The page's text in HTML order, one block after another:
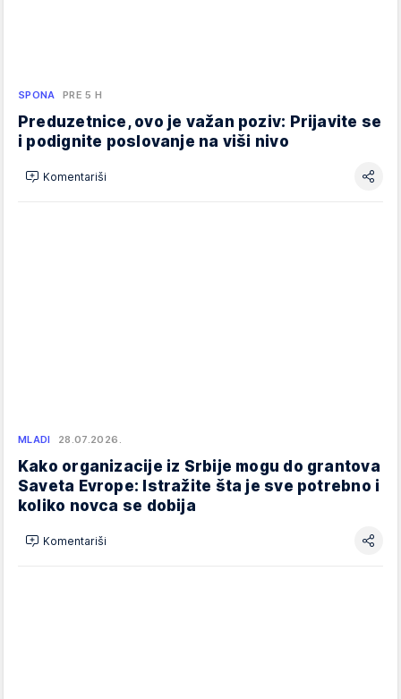
SPONA PRE 5 H
Preduzetnice, ovo je važan poziv: Prijavite se
i podignite poslovanje na viši nivo
Komentariši
MLADI 28.07.2026.
Kako organizacije iz Srbije mogu do grantova
Saveta Evrope: Istražite šta je sve potrebno i
koliko novca se dobija
Komentariši